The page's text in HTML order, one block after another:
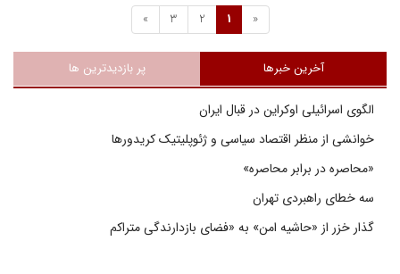
«
1
2
3
»
آخرین خبرها پر بازدیدترین ها
الگوی اسرائیلی اوکراین در قبال ایران
خوانشی از منظر اقتصاد سیاسی و ژئوپلیتیک کریدورها
«محاصره در برابر محاصره»
سه خطای راهبردی تهران
گذار خزر از «حاشیه امن» به «فضای بازدارندگی متراکم